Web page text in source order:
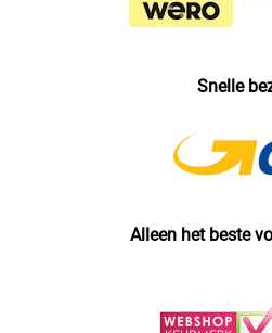
Snelle
Alleen het beste